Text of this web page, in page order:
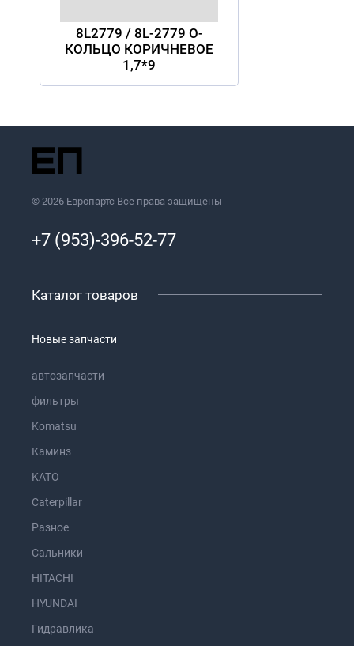
8L2779 / 8L-2779 О-
КОЛЬЦО КОРИЧНЕВОЕ
1,7*9
© 2026 Европартс Все права защищены
+7 (953)-396-52-77
Каталог товаров
Новые запчасти
автозапчасти
фильтры
Komatsu
Каминз
KATO
Caterpillar
Разное
Сальники
HITACHI
HYUNDAI
Гидравлика